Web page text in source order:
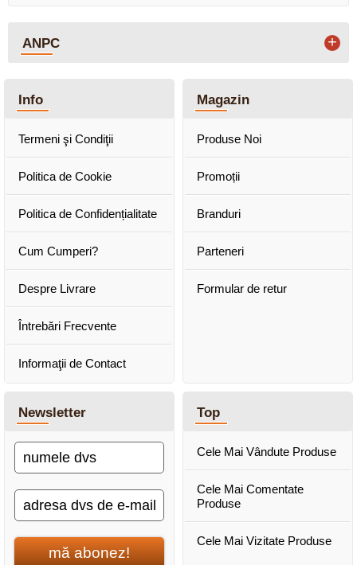
ANPC +
Info
Termeni şi Condiţii
Politica de Cookie
Politica de Confidențialitate
Cum Cumperi?
Despre Livrare
Întrebări Frecvente
Informaţii de Contact
Magazin
Produse Noi
Promoții
Branduri
Parteneri
Formular de retur
Newsletter
mă abonez!
Top
Cele Mai Vândute Produse
Cele Mai Comentate
Produse
Cele Mai Vizitate Produse